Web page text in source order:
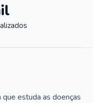
estuda as doenças